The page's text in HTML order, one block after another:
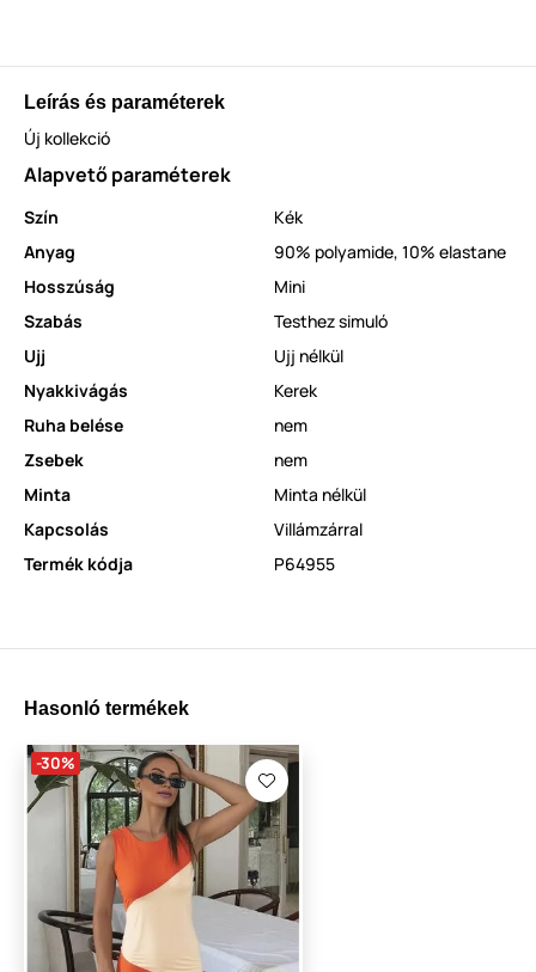
Leírás és paraméterek
Új kollekció
Alapvető paraméterek
Szín
Kék
Anyag
90% polyamide, 10% elastane
Hosszúság
Mini
Szabás
Testhez simuló
Ujj
Ujj nélkül
Nyakkivágás
Kerek
Ruha belése
nem
Zsebek
nem
Minta
Minta nélkül
Kapcsolás
Villámzárral
Termék kódja
P64955
Hasonló termékek
-30%